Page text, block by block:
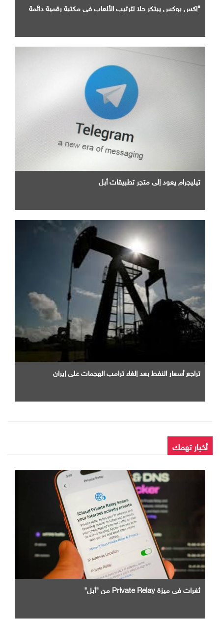
"إكس بوكس يبتكر حلا لترتيب الألعاب في مكتبة رقمية دائمة
تيليجرام يعود إلى متجر تطبيقات أبل
تراجع أسعار النفط بعد إلغاء ترامب الهجمات على إيران
أخبار تهمك
ثغرات في ميزة Private Relay من "أبل"